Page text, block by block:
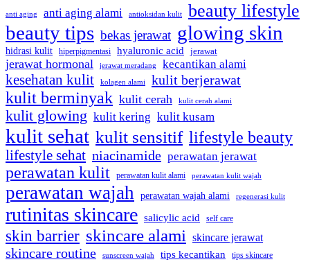
anti aging anti aging alami antioksidan kulit beauty lifestyle
beauty tips bekas jerawat glowing skin
hidrasi kulit hiperpigmentasi hyaluronic acid jerawat
jerawat hormonal jerawat meradang kecantikan alami
kesehatan kulit kolagen alami kulit berjerawat
kulit berminyak kulit cerah kulit cerah alami
kulit glowing kulit kering kulit kusam
kulit sehat kulit sensitif lifestyle beauty
lifestyle sehat niacinamide perawatan jerawat
perawatan kulit perawatan kulit alami perawatan kulit wajah
perawatan wajah perawatan wajah alami regenerasi kulit
rutinitas skincare salicylic acid self care
skin barrier skincare alami skincare jerawat
skincare routine sunscreen wajah tips kecantikan tips skincare